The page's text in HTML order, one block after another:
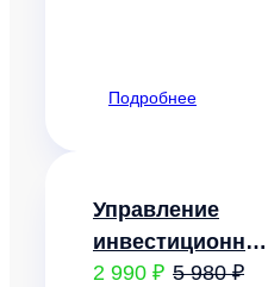
Подробнее
Управление
инвестиционным
проектом
2 990 ₽ 5 980 ₽